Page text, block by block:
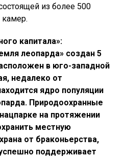
из более 500
камер.
капитала»:
леопарда» создан 5
в юго-западной
недалеко от
ядро популяции
Природоохранные
на протяжении
местную
от браконьерства,
поддерживает